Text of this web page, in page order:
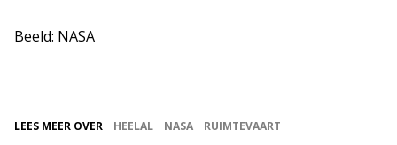
Beeld: NASA
LEES MEER OVER HEELAL NASA
RUIMTEVAART